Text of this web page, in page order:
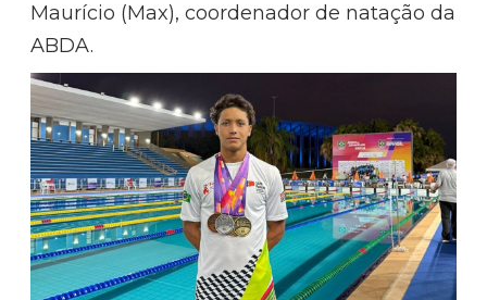
Maurício (Max), coordenador de natação da
ABDA.